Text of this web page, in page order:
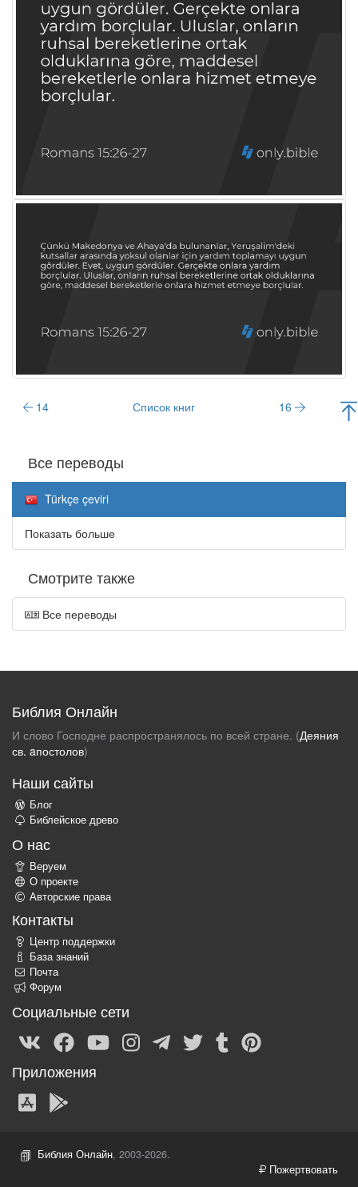
14 Список книг 16
Все переводы
Türkçe çeviri
Показать больше
Смотрите также
Все переводы
Библия Онлайн
И слово Господне распространялось по всей стране. (Деяния
св. aпостолов)
Наши сайты
Блог
Библейское древо
О нас
Веруем
О проекте
Авторские права
Контакты
Центр поддержки
База знаний
Почта
Форум
Социальные сети
Приложения
Библия Онлайн, 2003-2026.
Пожертвовать